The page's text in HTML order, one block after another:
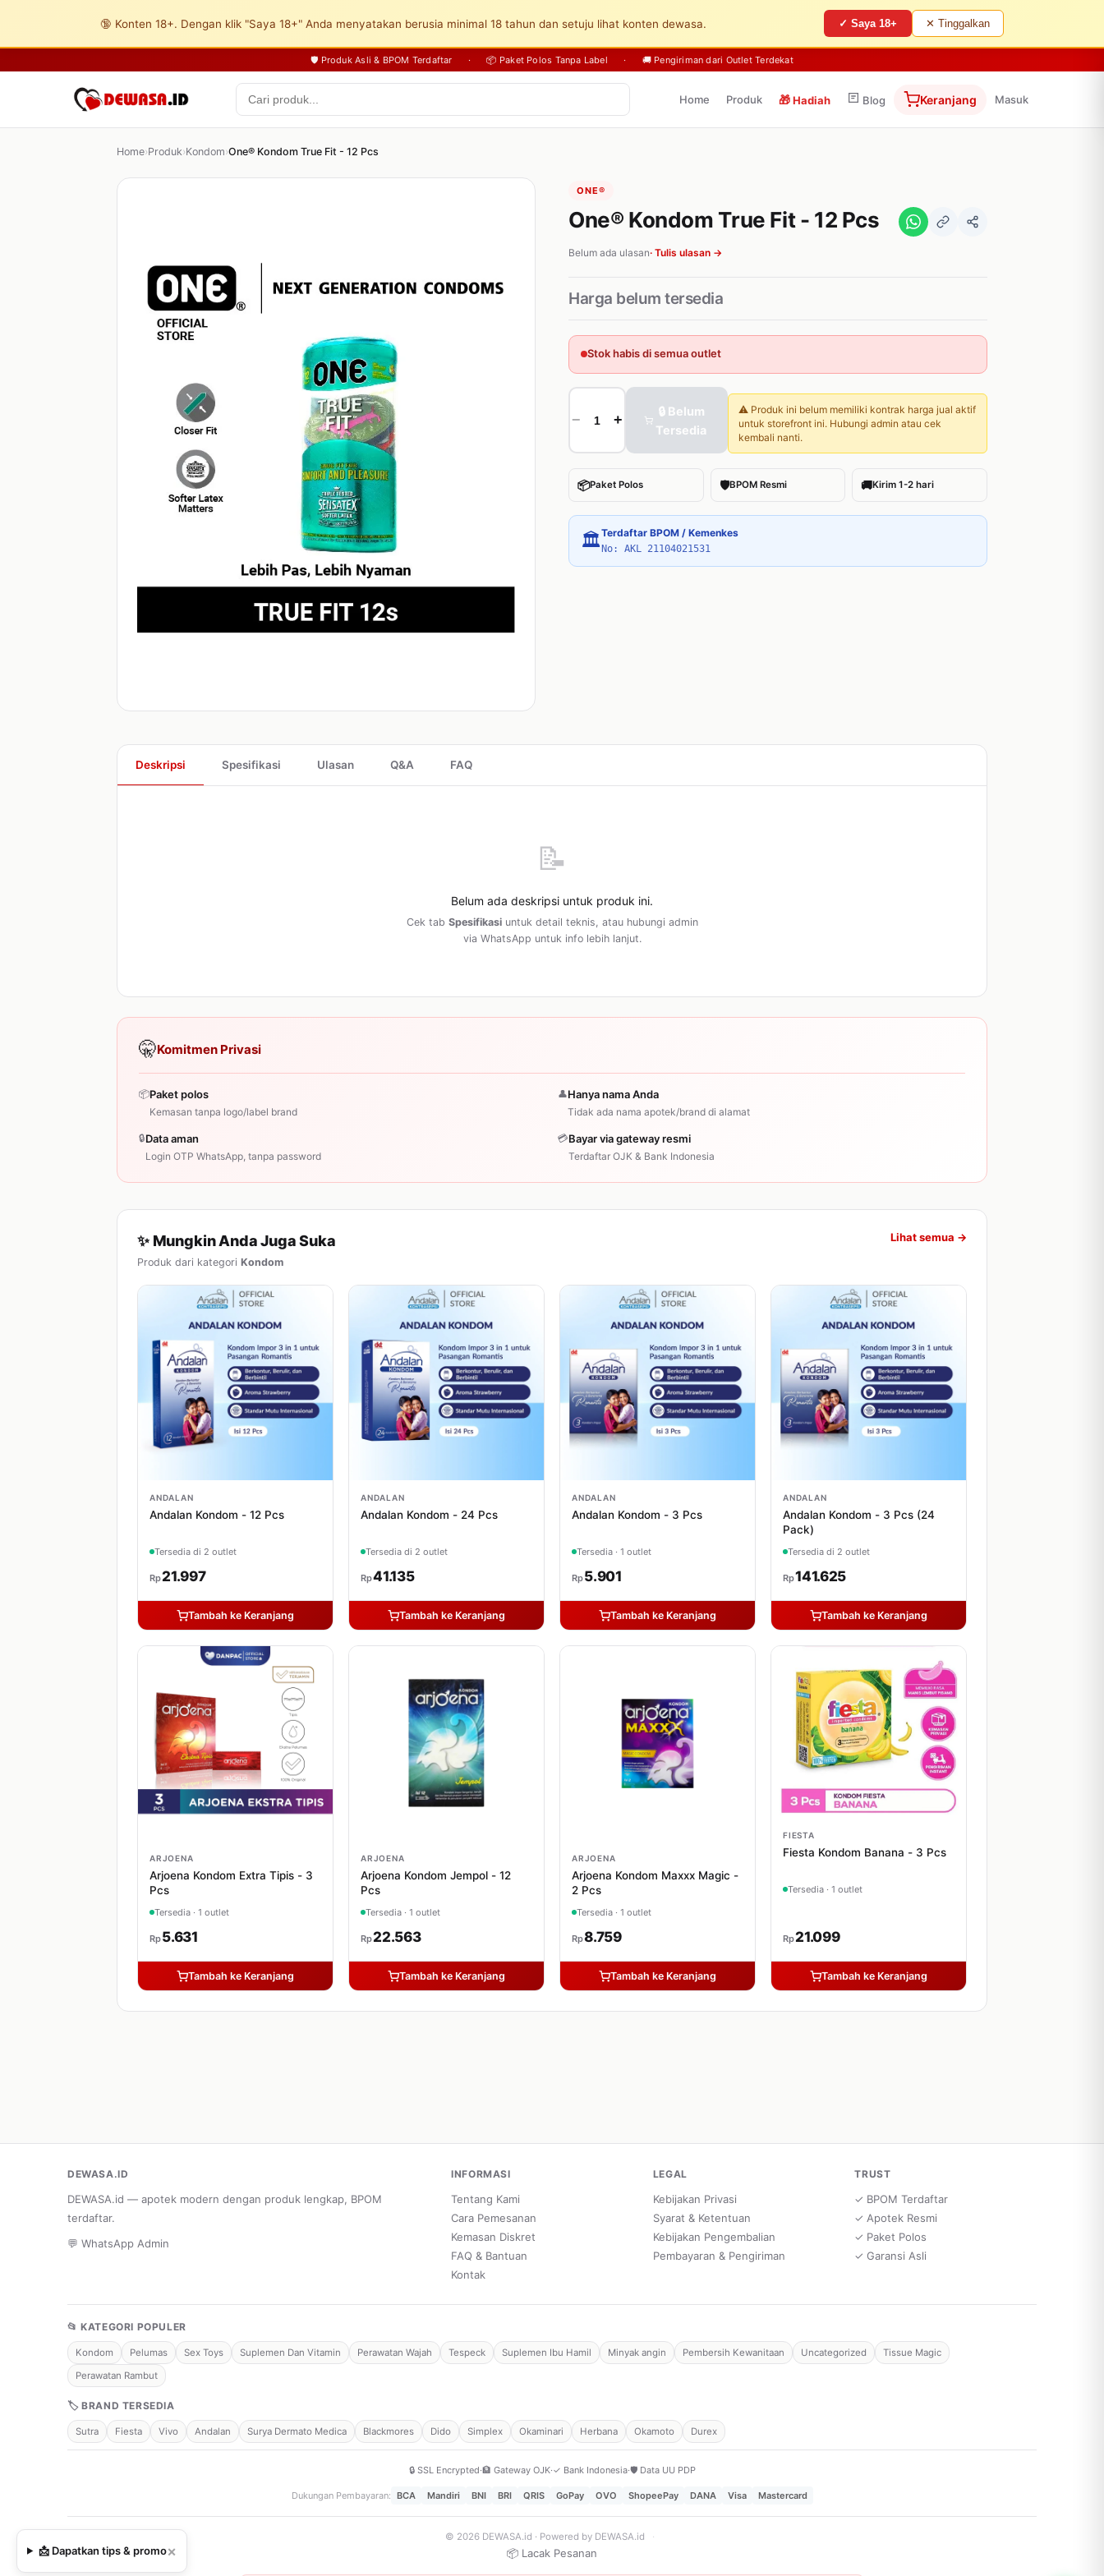
🔞 Konten 18+. Dengan klik "Saya 18+" Anda menyatakan berusia minimal 18 tahun dan setuju lihat konten dewasa. ✓ Saya 18+ ✕ Tinggalkan
🛡️ Produk Asli & BPOM Terdaftar · 📦 Paket Polos Tanpa Label · 🚚 Pengiriman dari Outlet Terdekat
Home Produk 🎁Hadiah Blog Keranjang Masuk
Home›Produk›Kondom›One® Kondom True Fit - 12 Pcs
ONE®
One® Kondom True Fit - 12 Pcs
Belum ada ulasan· Tulis ulasan →
Harga belum tersedia
Stok habis di semua outlet
− +
🔒 Belum
Tersedia
⚠️ Produk ini belum memiliki kontrak harga jual aktif
untuk storefront ini. Hubungi admin atau cek
kembali nanti.
📦Paket Polos 🛡BPOM Resmi 🚚Kirim 1-2 hari
🏛Terdaftar BPOM / Kemenkes
No: AKL 21104021531
Deskripsi Spesifikasi Ulasan Q&A FAQ
📝
Belum ada deskripsi untuk produk ini.
Cek tab Spesifikasiuntuk detail teknis, atau hubungi admin
via WhatsApp untuk info lebih lanjut.
🤫Komitmen Privasi
📦Paket polos
Kemasan tanpa logo/label brand
👤Hanya nama Anda
Tidak ada nama apotek/brand di alamat
🔒Data aman
Login OTP WhatsApp, tanpa password
💳Bayar via gateway resmi
Terdaftar OJK & Bank Indonesia
✨ Mungkin Anda Juga Suka
Produk dari kategori Kondom
Lihat semua →
ANDALAN
Andalan Kondom - 12 Pcs
Tersedia di 2 outlet
Rp21.997
Tambah ke Keranjang
ANDALAN
Andalan Kondom - 24 Pcs
Tersedia di 2 outlet
Rp41.135
Tambah ke Keranjang
ANDALAN
Andalan Kondom - 3 Pcs
Tersedia · 1 outlet
Rp5.901
Tambah ke Keranjang
ANDALAN
Andalan Kondom - 3 Pcs (24
Pack)
Tersedia di 2 outlet
Rp141.625
Tambah ke Keranjang
ARJOENA
Arjoena Kondom Extra Tipis - 3
Pcs
Tersedia · 1 outlet
Rp5.631
Tambah ke Keranjang
ARJOENA
Arjoena Kondom Jempol - 12
Pcs
Tersedia · 1 outlet
Rp22.563
Tambah ke Keranjang
ARJOENA
Arjoena Kondom Maxxx Magic -
2 Pcs
Tersedia · 1 outlet
Rp8.759
Tambah ke Keranjang
FIESTA
Fiesta Kondom Banana - 3 Pcs
Tersedia · 1 outlet
Rp21.099
Tambah ke Keranjang
DEWASA.ID
DEWASA.id — apotek modern dengan produk lengkap, BPOM
terdaftar.
💬 WhatsApp Admin
INFORMASI
Tentang Kami
Cara Pemesanan
Kemasan Diskret
FAQ & Bantuan
Kontak
LEGAL
Kebijakan Privasi
Syarat & Ketentuan
Kebijakan Pengembalian
Pembayaran & Pengiriman
TRUST
✓ BPOM Terdaftar
✓ Apotek Resmi
✓ Paket Polos
✓ Garansi Asli
📂 KATEGORI POPULER
Kondom Pelumas Sex Toys Suplemen Dan Vitamin Perawatan Wajah Tespeck Suplemen Ibu Hamil Minyak angin Pembersih Kewanitaan Uncategorized
Tissue Magic
Perawatan Rambut
🏷 BRAND TERSEDIA
Sutra Fiesta Vivo Andalan Surya Dermato Medica Blackmores Dido Simplex Okaminari Herbana Okamoto Durex
🔒 SSL Encrypted·🏦 Gateway OJK·✓ Bank Indonesia·🛡️ Data UU PDP
Dukungan Pembayaran: BCA Mandiri BNI BRI QRIS GoPay OVO ShopeePay DANA Visa Mastercard
© 2026 DEWASA.id · Powered by DEWASA.id ·
📦 Lacak Pesanan
📩 Dapatkan tips & promo×